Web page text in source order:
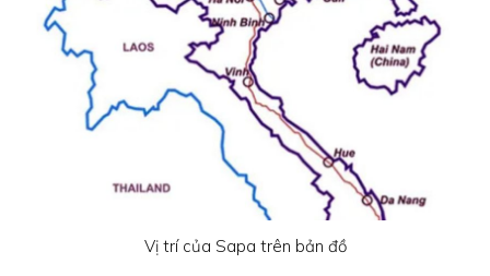
Vị trí của Sapa trên bản đồ